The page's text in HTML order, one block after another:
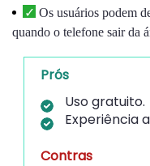
Os usuários podem
quando o telefone sair da
Prós
Uso gratuito.
Experiência
Contras